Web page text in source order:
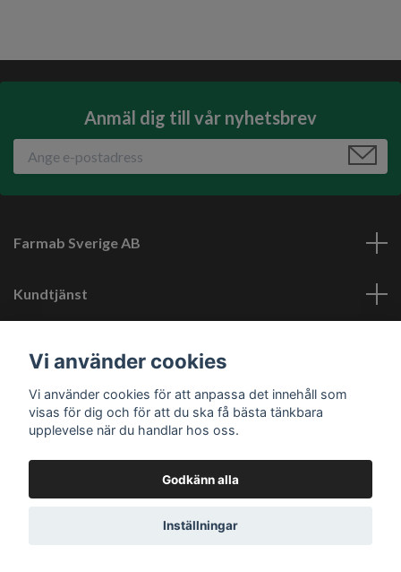
Anmäl dig till vår nyhetsbrev
Farmab Sverige AB
Kundtjänst
Sociala medier
© 2026 Farmab.se
Vi använder cookies
Vi använder cookies för att anpassa det innehåll som
visas för dig och för att du ska få bästa tänkbara
upplevelse när du handlar hos oss.
Godkänn alla
Inställningar